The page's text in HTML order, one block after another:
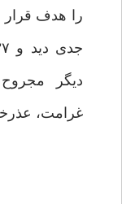
را هدف قرار
دیگر
غرامت،